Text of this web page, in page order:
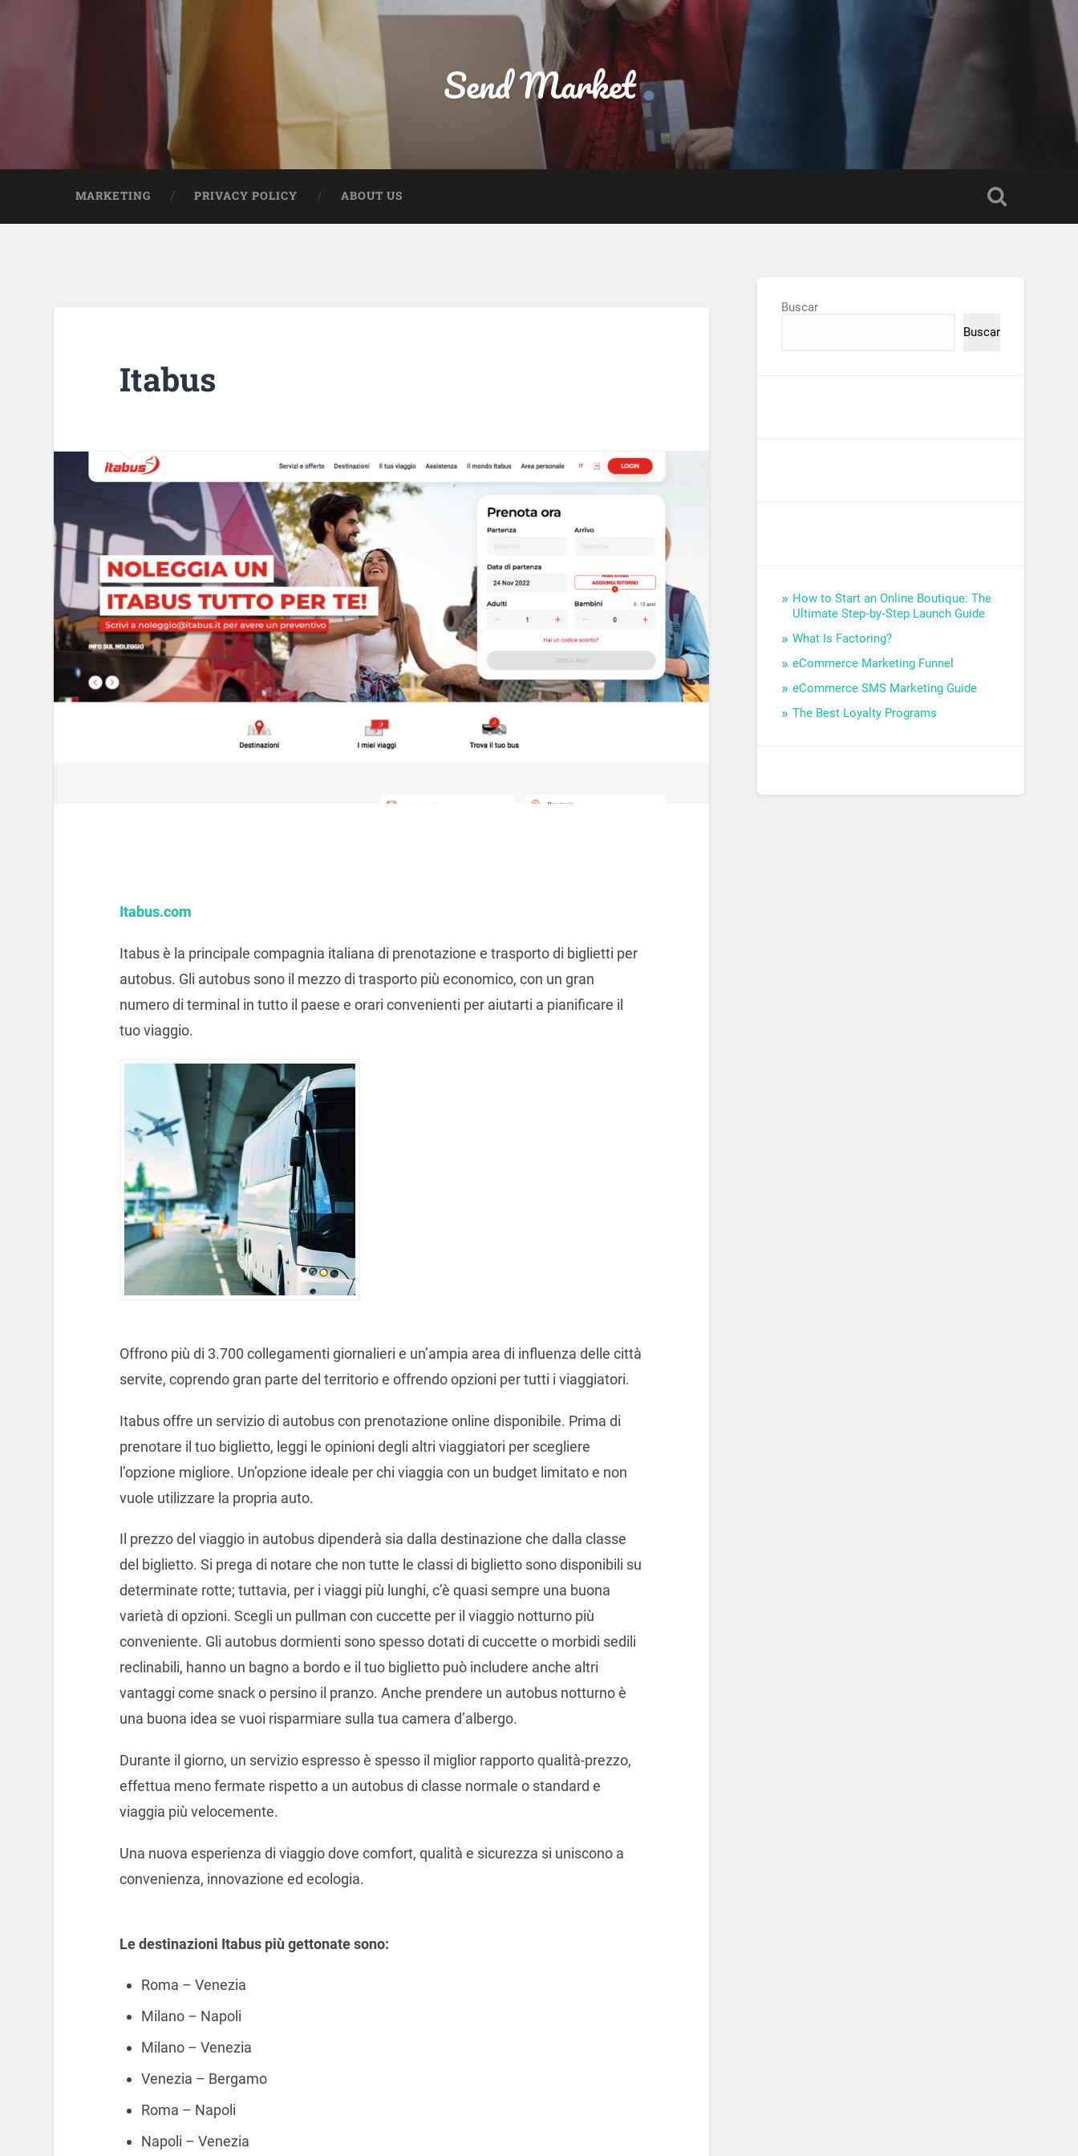
Send Market
MARKETING PRIVACY POLICY ABOUT US
Itabus
Itabus.com
Itabus è la principale compagnia italiana di prenotazione e trasporto di biglietti per
autobus. Gli autobus sono il mezzo di trasporto più economico, con un gran
numero di terminal in tutto il paese e orari convenienti per aiutarti a pianificare il
tuo viaggio.
Offrono più di 3.700 collegamenti giornalieri e un’ampia area di influenza delle città
servite, coprendo gran parte del territorio e offrendo opzioni per tutti i viaggiatori.
Itabus offre un servizio di autobus con prenotazione online disponibile. Prima di
prenotare il tuo biglietto, leggi le opinioni degli altri viaggiatori per scegliere
l’opzione migliore. Un’opzione ideale per chi viaggia con un budget limitato e non
vuole utilizzare la propria auto.
Il prezzo del viaggio in autobus dipenderà sia dalla destinazione che dalla classe
del biglietto. Si prega di notare che non tutte le classi di biglietto sono disponibili su
determinate rotte; tuttavia, per i viaggi più lunghi, c’è quasi sempre una buona
varietà di opzioni. Scegli un pullman con cuccette per il viaggio notturno più
conveniente. Gli autobus dormienti sono spesso dotati di cuccette o morbidi sedili
reclinabili, hanno un bagno a bordo e il tuo biglietto può includere anche altri
vantaggi come snack o persino il pranzo. Anche prendere un autobus notturno è
una buona idea se vuoi risparmiare sulla tua camera d’albergo.
Durante il giorno, un servizio espresso è spesso il miglior rapporto qualità-prezzo,
effettua meno fermate rispetto a un autobus di classe normale o standard e
viaggia più velocemente.
Una nuova esperienza di viaggio dove comfort, qualità e sicurezza si uniscono a
convenienza, innovazione ed ecologia.
Le destinazioni Itabus più gettonate sono:
Roma – Venezia
Milano – Napoli
Milano – Venezia
Venezia – Bergamo
Roma – Napoli
Napoli – Venezia
Buscar
Buscar
How to Start an Online Boutique: The
Ultimate Step‑by‑Step Launch Guide
What Is Factoring?
eCommerce Marketing Funnel
eCommerce SMS Marketing Guide
The Best Loyalty Programs